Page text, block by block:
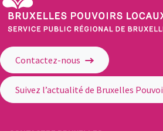
Contactez-nous
Suivez l’actualité de Bruxelles